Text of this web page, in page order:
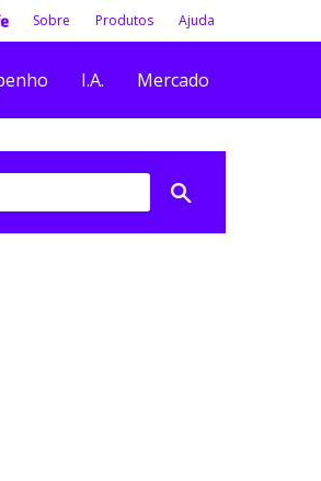
Sobre Produtos Ajuda
I.A. Mercado